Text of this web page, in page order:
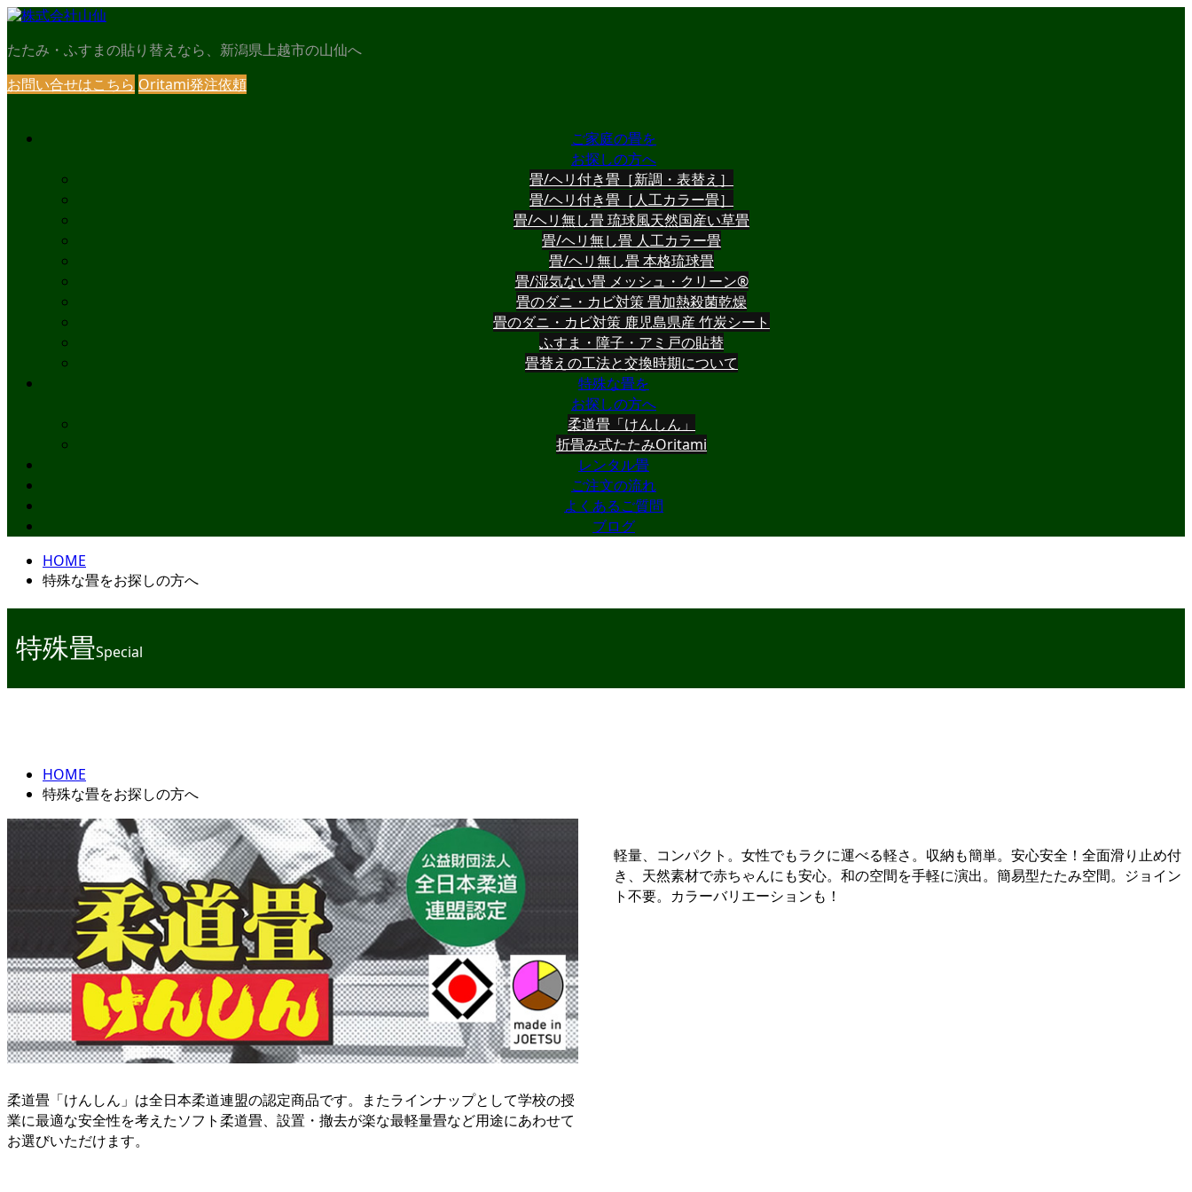
たたみ・ふすまの貼り替えなら、新潟県上越市の山仙へ
お問い合せはこちら Oritami発注依頼
ご家庭の畳を
お探しの方へ
畳/ヘリ付き畳［新調・表替え］
畳/ヘリ付き畳［人工カラー畳］
畳/ヘリ無し畳 琉球風天然国産い草畳
畳/ヘリ無し畳 人工カラー畳
畳/ヘリ無し畳 本格琉球畳
畳/湿気ない畳 メッシュ・クリーン®
畳のダニ・カビ対策 畳加熱殺菌乾燥
畳のダニ・カビ対策 鹿児島県産 竹炭シート
ふすま・障子・アミ戸の貼替
畳替えの工法と交換時期について
特殊な畳を
お探しの方へ
柔道畳「けんしん」
折畳み式たたみOritami
レンタル畳
ご注文の流れ
よくあるご質問
ブログ
HOME
特殊な畳をお探しの方へ
特殊畳Special
HOME
特殊な畳をお探しの方へ
柔道畳「けんしん」は全日本柔道連盟の認定商品です。またラインナップとして学校の授
業に最適な安全性を考えたソフト柔道畳、設置・撤去が楽な最軽量畳など用途にあわせて
お選びいただけます。
軽量、コンパクト。女性でもラクに運べる軽さ。収納も簡単。安心安全！全面滑り止め付
き、天然素材で赤ちゃんにも安心。和の空間を手軽に演出。簡易型たたみ空間。ジョイン
ト不要。カラーバリエーションも！